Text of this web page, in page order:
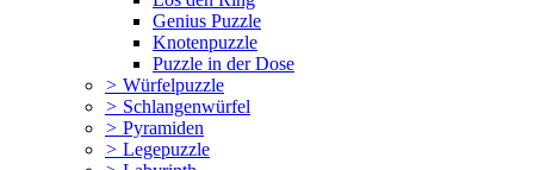
Genius Puzzle
Knotenpuzzle
Puzzle in der Dose
> Würfelpuzzle
> Schlangenwürfel
> Pyramiden
> Legepuzzle